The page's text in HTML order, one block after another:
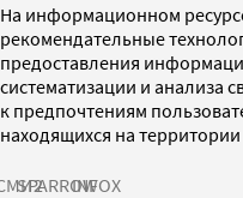
На информационном
рекомендательные
предоставления
систематизации и анализа
к предпочтениям
находящихся на
SPARROWINFOX